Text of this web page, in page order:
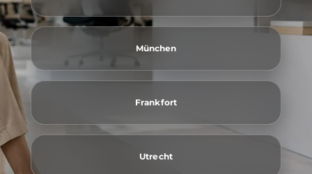
München
Frankfort
Utrecht